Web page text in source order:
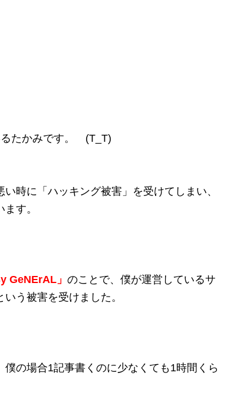
るたかみです。 (T_T)
時に「ハッキング被害」を受けてしまい、
ます。
GeNErAL」 のことで、僕が運営しているサ
いう被害を受けました。
の場合1記事書くのに少なくても1時間くら